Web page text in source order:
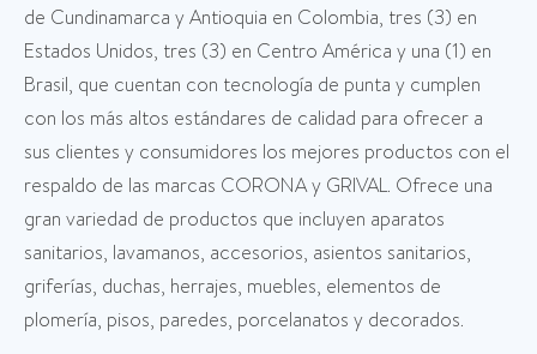
de Cundinamarca y Antioquia en Colombia, tres (3) en
Estados Unidos, tres (3) en Centro América y una (1) en
Brasil, que cuentan con tecnología de punta y cumplen
con los más altos estándares de calidad para ofrecer a
sus clientes y consumidores los mejores productos con el
respaldo de las marcas CORONA y GRIVAL. Ofrece una
gran variedad de productos que incluyen aparatos
sanitarios, lavamanos, accesorios, asientos sanitarios,
griferías, duchas, herrajes, muebles, elementos de
plomería, pisos, paredes, porcelanatos y decorados.